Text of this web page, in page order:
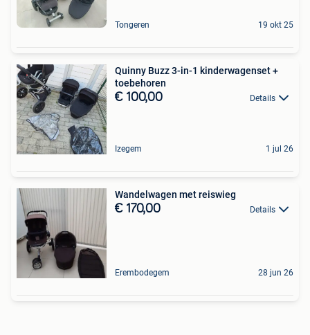
Tongeren 19 okt 25
Quinny Buzz 3-in-1 kinderwagenset +
toebehoren
€ 100,00 Details
Izegem 1 jul 26
Wandelwagen met reiswieg
€ 170,00 Details
Erembodegem 28 jun 26